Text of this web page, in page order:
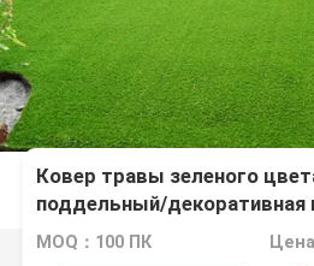
Ковер травы зеленого
поддельный/декоративная
лужайка травы для крытые
MOQ：100 ПК